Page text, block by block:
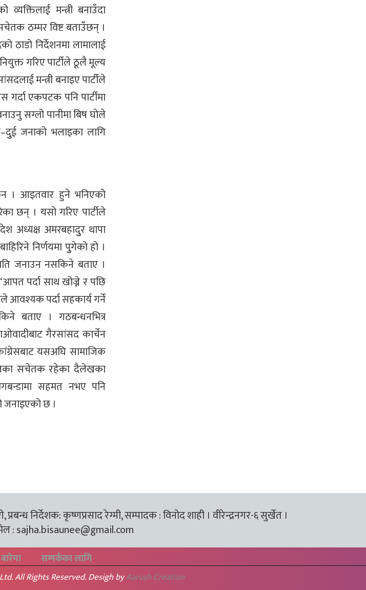
मन्त्री बनाउँदा
ठम्मर विष्ट बताउँछन् ।
ठाडो निर्देशनमा लामालाई
गरिए पार्टीले ठूलै मूल्य
मन्त्री बनाइए पार्टीले
गर्दा एकपटक पनि पार्टीमा
सग्लो पानीमा बिष घोले
जनाको भलाइका लागि
। आइतवार हुने भनिएको
छन् । यसो गरिए पार्टीले
अध्यक्ष अमरबहादुुर थापा
निर्णयमा पुुगेको हो ।
जनाउन नसकिने बताए ।
पर्दा साथ खोज्ने र पछि
आवश्यक पर्दा सहकार्य गर्ने
बताए । गठबन्धनभित्र
गैरसांसद कार्चेन
यसअघि सामाजिक
सचेतक रहेका दैलेखका
सहमत नभए पनि
जनाइएको छ ।
निर्देशक: कृष्णप्रसाद रेग्मी, सम्पादक : विनोद शाही । वीरेन्द्रनगर-६ सुर्खेत ।
:sajha.bisaunee@gmail.com
बारेमा सम्पर्कका लागि
All Rights Reserved. Desigh byAarush Creation